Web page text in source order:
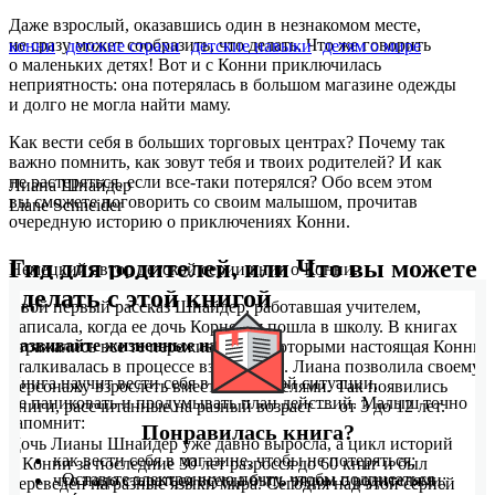
Даже взрослый, оказавшись один в незнакомом месте,
не сразу может сообразить, что делать. Что же говорить
о маленьких детях! Вот и с Конни приключилась
неприятность: она потерялась в большом магазине одежды
и долго не могла найти маму.
Как вести себя в больших торговых центрах? Почему так
важно помнить, как зовут тебя и твоих родителей? И как
не растеряться, если все-таки потерялся? Обо всем этом
вы сможете поговорить со своим малышом, прочитав
очередную историю о приключениях Конни.
Гид для родителей, или Что вы можете
сделать с этой книгой
Развивайте жизненные навыки
Книга научит вести себя в стрессовой ситуации,
не паниковать и продумывать план действий. Малыш точно
запомнит:
как вести себя в магазине, чтобы не потеряться;
что надо стараться всегда быть рядом с родителями;
конни детские страхи детские навыки детям о мире
Лиана Шнайдер
Liane Schneider
Немецкий автор детской серии книг о Конни.
Свой первый рассказ Шнайдер, работавшая учителем,
написала, когда ее дочь Корнелия пошла в школу. В книгах
отражались все те переживания, с которыми настоящая Конни
сталкивалась в процессе взросления. Лиана позволила своему
персонажу взрослеть вместе с читателями. Так появились
книги, рассчитанные на разный возраст — от 3 до 12 лет.
Дочь Лианы Шнайдер уже давно выросла, а цикл историй
о Конни за последние 30 лет разросся до 60 книг и был
переведен на разные языки мира. Сегодня над этой серией
Понравилась книга?
Оставьте электронную почту, чтобы подписаться